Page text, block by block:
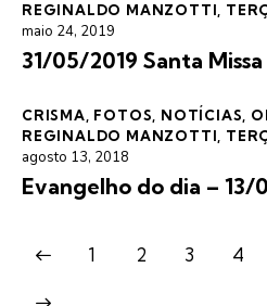
REGINALDO MANZOTTI,
maio 24, 2019
31/05/2019 Santa Missa
CRISMA, FOTOS, NOTÍCIAS,
REGINALDO MANZOTTI,
agosto 13, 2018
Evangelho do dia – 13/
1 2 3 4